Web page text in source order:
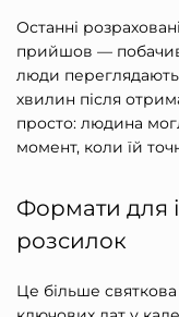
Останні
прийшов —
люди
хвилин після
просто: людина
момент, коли їй
Формати для
розсилок
Це більше святкова